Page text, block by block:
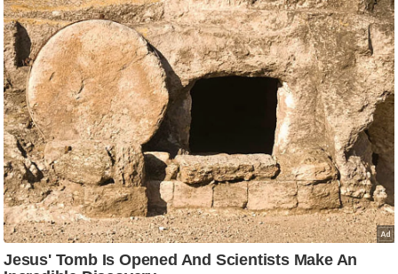
र
.
आ
ई
.
चा
य
प
र
स
मी
क्षा